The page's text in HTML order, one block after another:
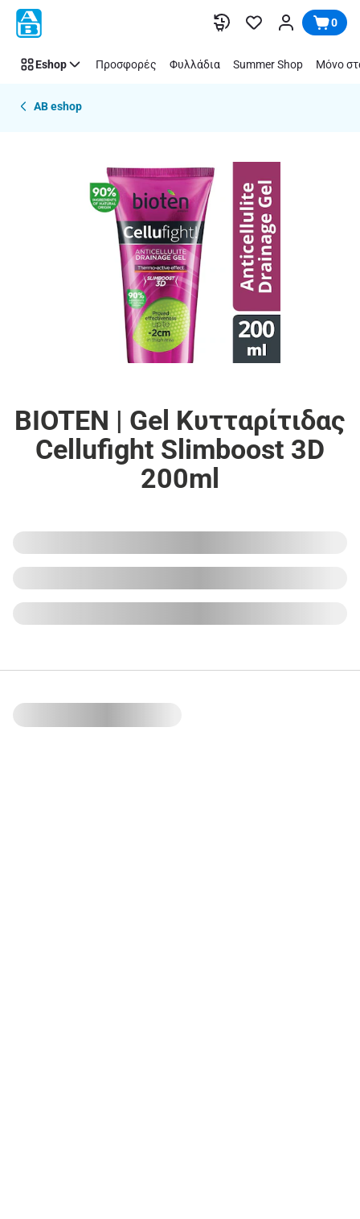
Παράλειψη 0
Eshop Προσφορές Φυλλάδια Summer Shop Μόνο
AB eshop
BIOTEN | Gel Κυτταρίτιδας
Cellufight Slimboost 3D
200ml